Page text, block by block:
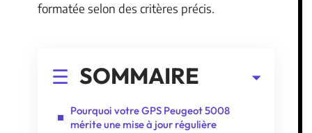
formatée selon des critères précis.
SOMMAIRE
Pourquoi votre GPS Peugeot 5008
mérite une mise à jour régulière